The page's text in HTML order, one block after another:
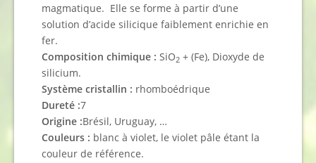
magmatique. Elle se forme à partir d’une
solution d’acide silicique faiblement enrichie en
fer.
Composition chimique : SiO2 + (Fe), Dioxyde de
silicium.
Système cristallin : rhomboédrique
Dureté :7
Origine :Brésil, Uruguay, …
Couleurs : blanc à violet, le violet pâle étant la
couleur de référence.